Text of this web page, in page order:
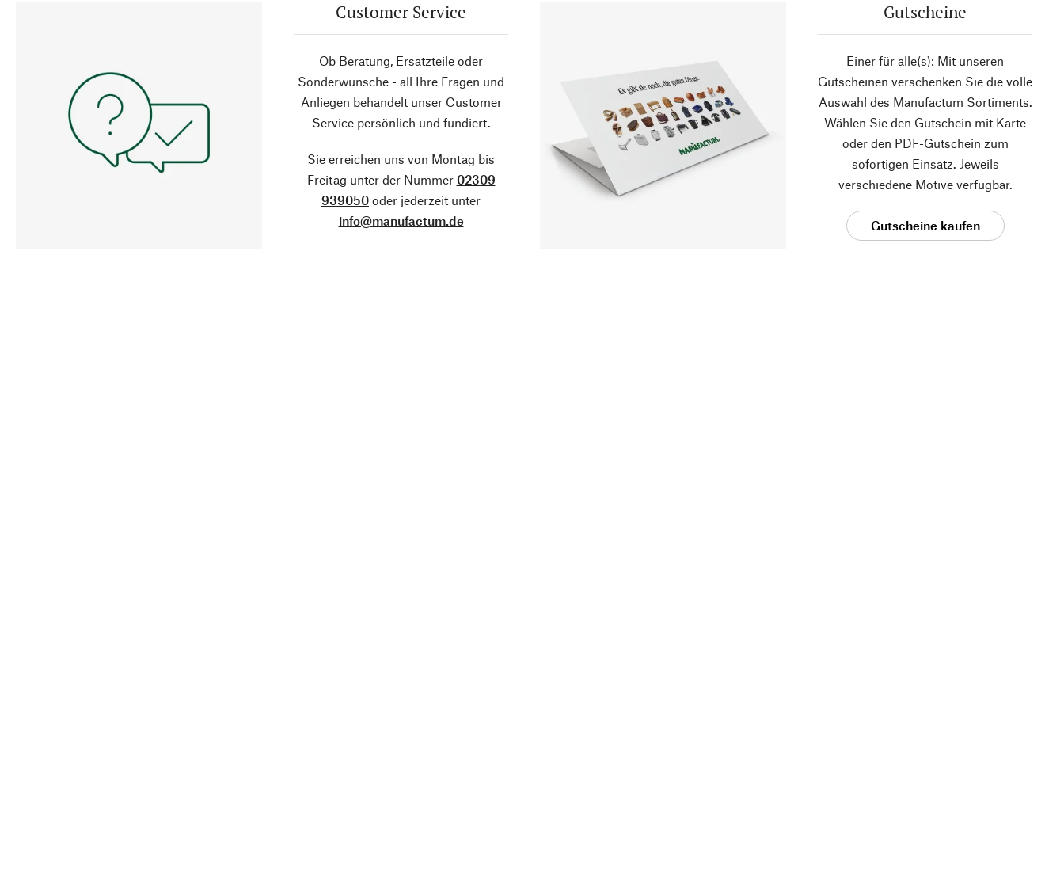
Customer Service
Ob Beratung, Ersatzteile oder
Sonderwünsche - all Ihre Fragen und
Anliegen behandelt unser Customer
Service persönlich und fundiert.
Sie erreichen uns von Montag bis
Freitag unter der Nummer 02309
939050 oder jederzeit unter
info@manufactum.de
Gutscheine
Einer für alle(s): Mit unseren
Gutscheinen verschenken Sie die volle
Auswahl des Manufactum Sortiments.
Wählen Sie den Gutschein mit Karte
oder den PDF-Gutschein zum
sofortigen Einsatz. Jeweils
verschiedene Motive verfügbar.
Gutscheine kaufen